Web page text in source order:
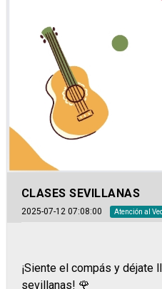
CLASES SEVILLANAS
2025-07-12 07:08:00 Atención al
¡Siente el compás y déjate
sevillanas! 🌹